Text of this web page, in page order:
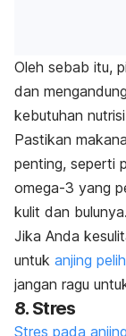
Oleh sebab itu,
dan
kebutuhan
Pastikan
penting, seperti
omega-3 yang
kulit dan bulunya.
Jika Anda
untuk anjing
jangan ragu
8. Stres
Stres pada anjing